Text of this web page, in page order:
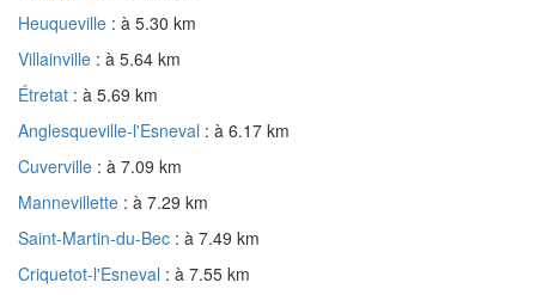
Heuqueville : à 5.30 km
Villainville : à 5.64 km
Étretat : à 5.69 km
Anglesqueville-l'Esneval : à 6.17 km
Cuverville : à 7.09 km
Mannevillette : à 7.29 km
Saint-Martin-du-Bec : à 7.49 km
Criquetot-l'Esneval : à 7.55 km